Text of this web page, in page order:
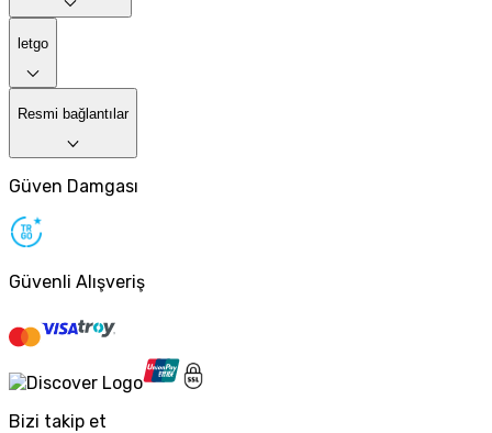
letgo
Resmi bağlantılar
Güven Damgası
Güvenli Alışveriş
Bizi takip et